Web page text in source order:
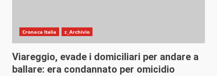
Cronaca Italia z_Archivio
Viareggio, evade i domiciliari per andare a
ballare: era condannato per omicidio